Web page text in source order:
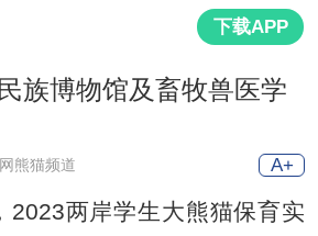
下载APP
族博物馆及畜牧兽医学
熊猫频道 A+
两岸学生大熊猫保育实